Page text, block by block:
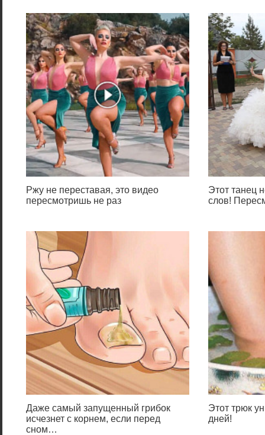
Ржу не переставая, это видео
пересмотришь не раз
Этот танец
слов!
Даже самый запущенный грибок
исчезнет с корнем, если перед
сном…
Этот трюк
дней!